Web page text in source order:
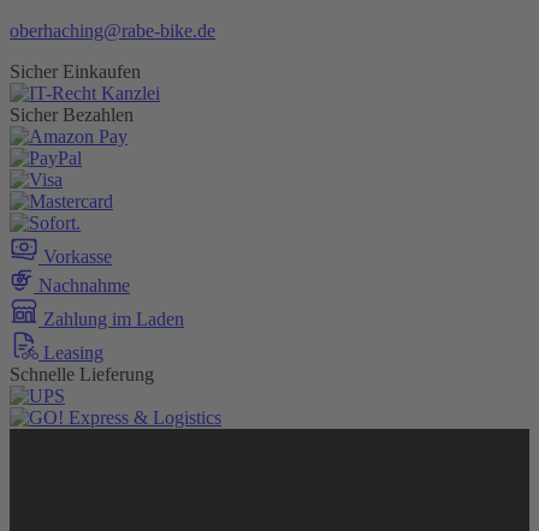
oberhaching@rabe-bike.de
Sicher Einkaufen
Sicher Bezahlen
Vorkasse
Nachnahme
Zahlung im Laden
Leasing
Schnelle Lieferung